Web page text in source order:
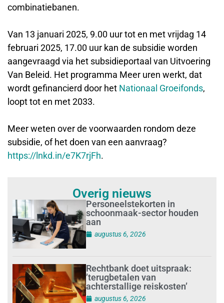
combinatiebanen.
Van 13 januari 2025, 9.00 uur tot en met vrijdag 14
februari 2025, 17.00 uur kan de subsidie worden
aangevraagd via het subsidieportaal van Uitvoering
Van Beleid. Het programma Meer uren werkt, dat
wordt gefinancierd door het Nationaal Groeifonds,
loopt tot en met 2033.
Meer weten over de voorwaarden rondom deze
subsidie, of het doen van een aanvraag?
https://lnkd.in/e7K7rjFh.
Overig nieuws
Personeelstekorten in
schoonmaak-sector houden
aan
augustus 6, 2026
Rechtbank doet uitspraak:
’terugbetalen van
achterstallige reiskosten’
augustus 6, 2026